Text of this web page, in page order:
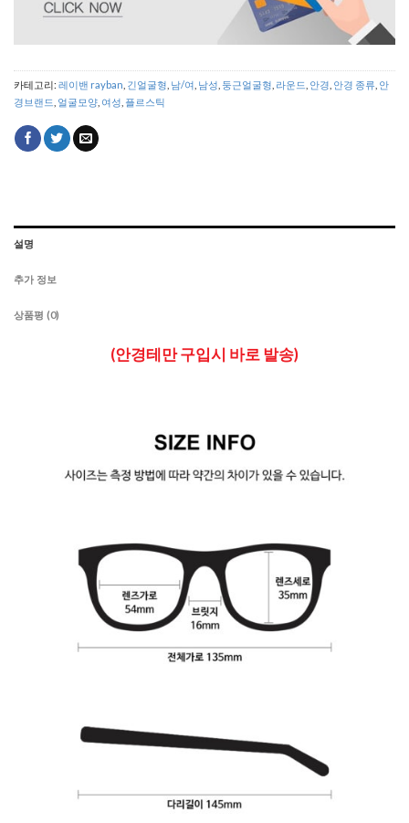
카테고리: 레이밴 rayban 긴얼굴형 남/여 남성 둥근얼굴형 라운드 안경 안경 종류 안
경브랜드 얼굴모양 여성 플르스틱
설명
추가 정보
상품평 (0)
(안경테만 구입시 바로 발송)